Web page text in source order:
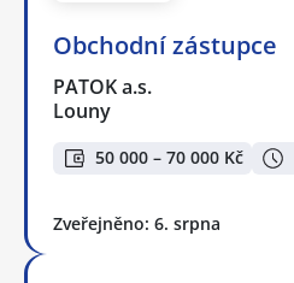
Obchodní zástupce
PATOK a.s.
Louny
50 000 – 70 000 Kč
Zveřejněno: 6. srpna